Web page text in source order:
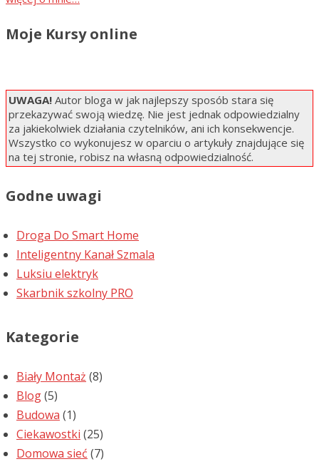
Moje Kursy online
UWAGA! Autor bloga w jak najlepszy sposób stara się
przekazywać swoją wiedzę. Nie jest jednak odpowiedzialny
za jakiekolwiek działania czytelników, ani ich konsekwencje.
Wszystko co wykonujesz w oparciu o artykuły znajdujące się
na tej stronie, robisz na własną odpowiedzialność.
Godne uwagi
Droga Do Smart Home
Inteligentny Kanał Szmala
Luksiu elektryk
Skarbnik szkolny PRO
Kategorie
Biały Montaż (8)
Blog(5)
Budowa (1)
Ciekawostki (25)
Domowa sieć (7)